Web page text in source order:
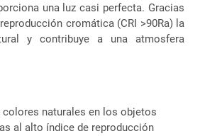
una luz casi perfecta. Gracias
cromática (CRI >90Ra) la
y contribuye a una atmosfera
colores naturales en los objetos
al alto índice de reproducción